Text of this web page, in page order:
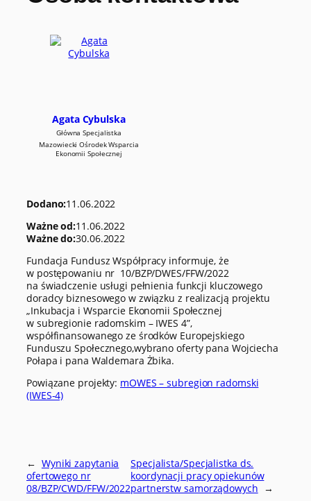
Agata Cybulska
Główna Specjalistka
Mazowiecki Ośrodek Wsparcia
Ekonomii Społecznej
Dodano:11.06.2022
Ważne od:11.06.2022
Ważne do:30.06.2022
Fundacja Fundusz Współpracy informuje, że
w postępowaniu nr 10/BZP/DWES/FFW/2022
na świadczenie usługi pełnienia funkcji kluczowego
doradcy biznesowego w związku z realizacją projektu
„Inkubacja i Wsparcie Ekonomii Społecznej
w subregionie radomskim – IWES 4”,
współfinansowanego ze środków Europejskiego
Funduszu Społecznego,wybrano oferty pana Wojciecha
Połapa i pana Waldemara Żbika.
Powiązane projekty: mOWES – subregion radomski
(IWES-4)
← Wyniki zapytania
ofertowego nr
08/BZP/CWD/FFW/2022
Specjalista/Specjalistka ds.
koordynacji pracy opiekunów
partnerstw samorządowych →